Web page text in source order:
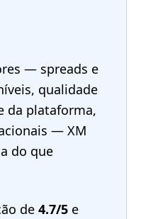
— spreads e
qualidade
da plataforma,
— XM
do que
de 4.7/5 e